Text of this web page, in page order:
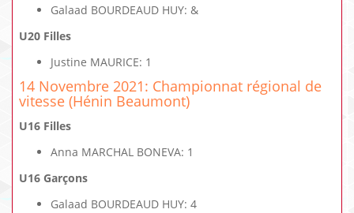
Galaad BOURDEAUD HUY: &
U20 Filles
Justine MAURICE: 1
14 Novembre 2021: Championnat régional de
vitesse (Hénin Beaumont)
U16 Filles
Anna MARCHAL BONEVA: 1
U16 Garçons
Galaad BOURDEAUD HUY: 4